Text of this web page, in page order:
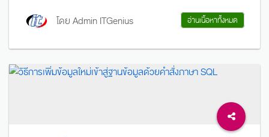
โดย Admin ITGenius อ่านเนื้อหาทั้งหมด